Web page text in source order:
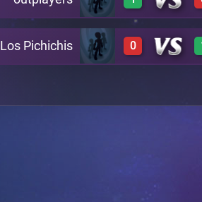
0 B12
1 A16
Los Pichichis 0